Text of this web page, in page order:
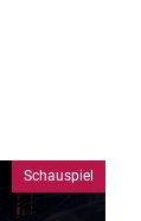
Schauspiel